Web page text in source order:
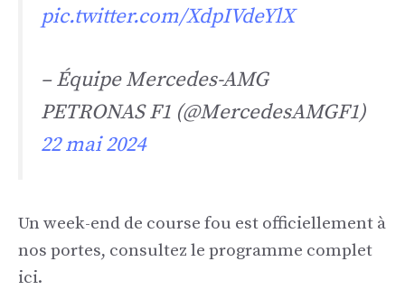
pic.twitter.com/XdpIVdeYlX
– Équipe Mercedes-AMG
PETRONAS F1 (@MercedesAMGF1)
22 mai 2024
Un week-end de course fou est officiellement à
nos portes, consultez le programme complet
ici.